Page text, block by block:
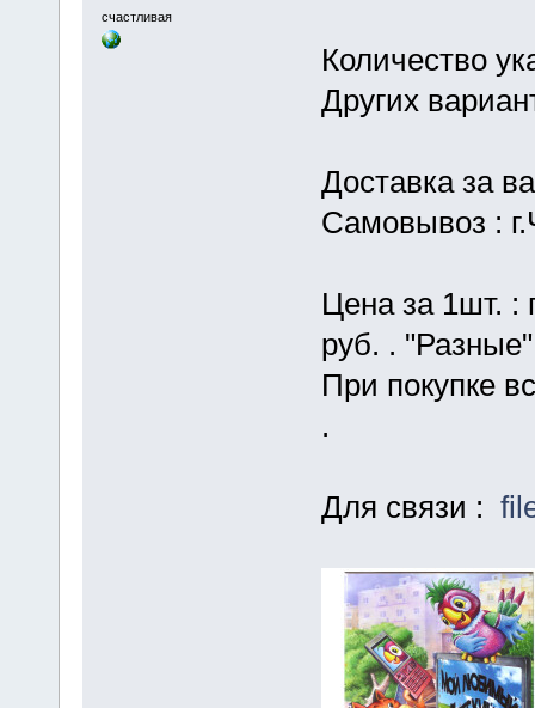
счастливая
Количество
Других
Доставка за
Самовывоз :
Цена за 1шт. :
руб. .
При покупке
.
Для связи :